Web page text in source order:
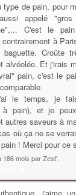
type de pain, pour
appelé
C'est le
contrairement à
Croûte
alvéolée. Et j'irais
pain, c'est le
le temps, je
à pain), et je
autres saveurs à
où ça ne se
! Merci pour ce
186 mois par Zest'.